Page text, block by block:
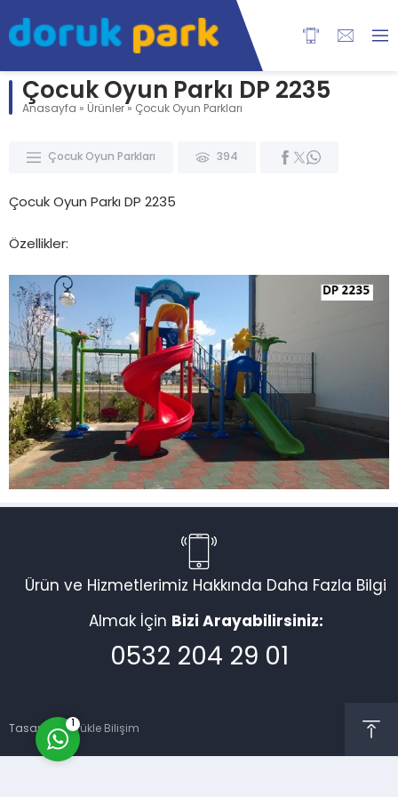
Çocuk Oyun Parkı DP 2235
Anasayfa » Ürünler » Çocuk Oyun Parkları
Çocuk Oyun Parkları 394
Çocuk Oyun Parkı DP 2235
Özellikler:
Ürün ve Hizmetlerimiz Hakkında Daha Fazla Bilgi
Almak İçin Bizi Arayabilirsiniz:
0532 204 29 01
Tasarım:Görükle Bilişim
Müşteri Temsilcisi
Cevap Yaz